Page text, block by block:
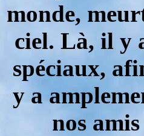
monde,
ciel. Là, il y
spéciaux,
y a
nos